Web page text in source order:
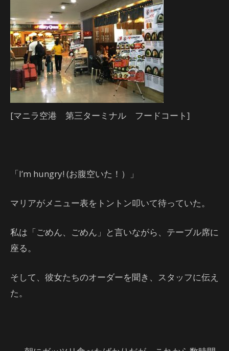
[マニラ空港 第三ターミナル フードコート]
「I’m hungry! (お腹空いた！）」
マリアがメニュー表をトントン叩いて待っていた。
私は「ごめん、ごめん」と言いながら、テーブル席に
座る。
そして、彼女たちのオーダーを聞き、スタッフに伝え
た。